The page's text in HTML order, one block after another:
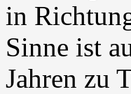
in
Sinne ist
Jahren zu